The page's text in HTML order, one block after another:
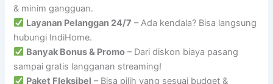
& minim gangguan.
Layanan Pelanggan 24/7 – Ada kendala? Bisa langsung
hubungi IndiHome.
Banyak Bonus & Promo – Dari diskon biaya pasang
sampai gratis langganan streaming!
Paket Fleksibel – Bisa pilih yang sesuai budget &